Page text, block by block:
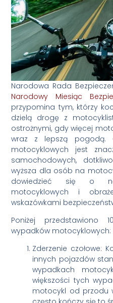
Narodowa Rada
Narodowy Miesiąc
przypomina tym, którzy
dzielą drogę z
ostrożnymi, gdy więcej
wraz z lepszą pogodą.
motocyklowych jest
samochodowych,
wyższa dla osób na
dowiedzieć się o
motocyklowych i
wskazówkami
Poniżej przedstawiono
wypadków motocyklowych:
Zderzenie czołowe:
innych pojazdów
wypadkach
większości tych
motocykl od przodu